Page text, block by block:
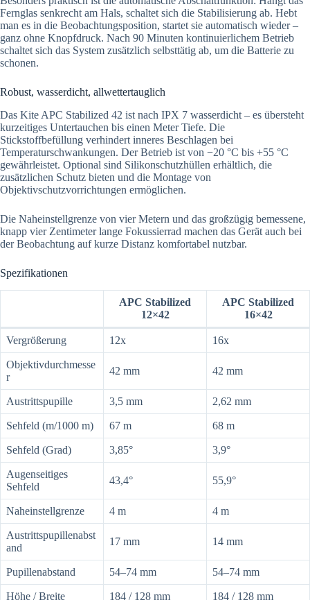
Fernglas senkrecht am Hals, schaltet sich die Stabilisierung ab. Hebt
man es in die Beobachtungsposition, startet sie automatisch wieder –
ganz ohne Knopfdruck. Nach 90 Minuten kontinuierlichem Betrieb
schaltet sich das System zusätzlich selbsttätig ab, um die Batterie zu
schonen.
Robust, wasserdicht, allwettertauglich
Das Kite APC Stabilized 42 ist nach IPX 7 wasserdicht – es übersteht
kurzeitiges Untertauchen bis einen Meter Tiefe. Die
Stickstoffbefüllung verhindert inneres Beschlagen bei
Temperaturschwankungen. Der Betrieb ist von −20 °C bis +55 °C
gewährleistet. Optional sind Silikonschutzhüllen erhältlich, die
zusätzlichen Schutz bieten und die Montage von
Objektivschutzvorrichtungen ermöglichen.
Die Naheinstellgrenze von vier Metern und das großzügig bemessene,
knapp vier Zentimeter lange Fokussierrad machen das Gerät auch bei
der Beobachtung auf kurze Distanz komfortabel nutzbar.
Spezifikationen
APC Stabilized
12×42
APC Stabilized
16×42
Vergrößerung 12x 16x
Objektivdurchmesse
r
42 mm 42 mm
Austrittspupille 3,5 mm 2,62 mm
Sehfeld (m/1000 m) 67 m 68 m
Sehfeld (Grad) 3,85° 3,9°
Augenseitiges
Sehfeld
43,4° 55,9°
Naheinstellgrenze 4 m 4 m
Austrittspupillenabst
and
17 mm 14 mm
Pupillenabstand 54–74 mm 54–74 mm
Höhe / Breite 184 / 128 mm 184 / 128 mm